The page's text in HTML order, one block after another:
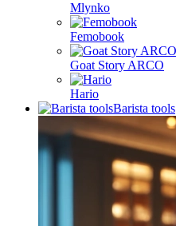
Mlynko
Femobook
Goat Story ARCO
Hario
Barista tools